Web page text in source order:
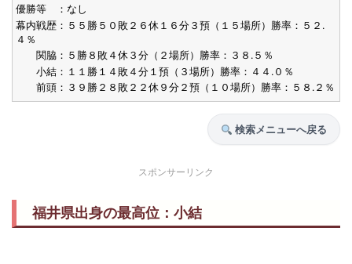
優勝等 ：なし
幕内戦歴：５５勝５０敗２６休１６分３預（１５場所）勝率：５２.
４％
関脇：５勝８敗４休３分（２場所）勝率：３８.５％
小結：１１勝１４敗４分１預（３場所）勝率：４４.０％
前頭：３９勝２８敗２２休９分２預（１０場所）勝率：５８.２％
検索メニューへ戻る
スポンサーリンク
福井県出身の最高位：小結